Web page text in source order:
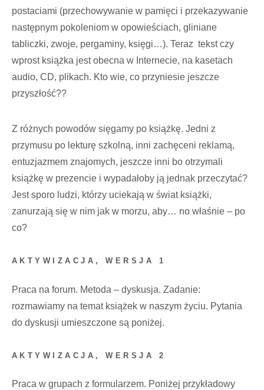
postaciami (przechowywanie w pamięci i przekazywanie
następnym pokoleniom w opowieściach, gliniane
tabliczki, zwoje, pergaminy, księgi…). Teraz tekst czy
wprost książka jest obecna w Internecie, na kasetach
audio, CD, plikach. Kto wie, co przyniesie jeszcze
przyszłość??
Z różnych powodów sięgamy po książkę. Jedni z
przymusu po lekturę szkolną, inni zachęceni reklamą,
entuzjazmem znajomych, jeszcze inni bo otrzymali
książkę w prezencie i wypadałoby ją jednak przeczytać?
Jest sporo ludzi, którzy uciekają w świat książki,
zanurzają się w nim jak w morzu, aby… no właśnie – po
co?
AKTYWIZACJA, WERSJA 1
Praca na forum. Metoda – dyskusja. Zadanie:
rozmawiamy na temat książek w naszym życiu. Pytania
do dyskusji umieszczone są poniżej.
AKTYWIZACJA, WERSJA 2
Praca w grupach z formularzem. Poniżej przykładowy